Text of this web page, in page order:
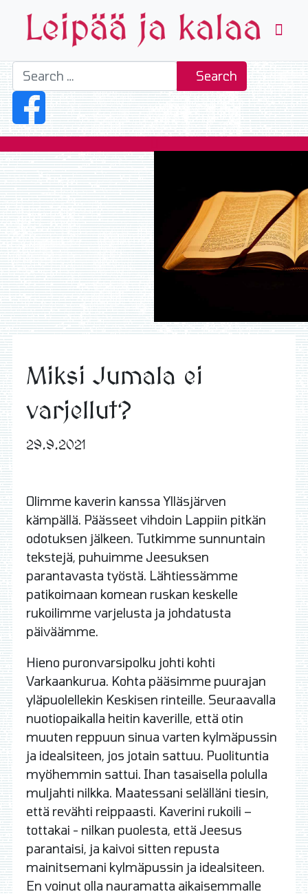
Search Search
Miksi Jumala ei
varjellut?
29.9.2021
Olimme kaverin kanssa Ylläsjärven
kämpällä. Päässeet vihdoin Lappiin pitkän
odotuksen jälkeen. Tutkimme sunnuntain
tekstejä, puhuimme Jeesuksen
parantavasta työstä. Lähtiessämme
patikoimaan komean ruskan keskelle
rukoilimme varjelusta ja johdatusta
päiväämme.
Hieno puronvarsipolku johti kohti
Varkaankurua. Kohta pääsimme puurajan
yläpuolellekin Keskisen rinteille. Seuraavalla
nuotiopaikalla heitin kaverille, että otin
muuten reppuun sinua varten kylmäpussin
ja idealsiteen, jos jotain sattuu. Puolituntia
myöhemmin sattui. Ihan tasaisella polulla
muljahti nilkka. Maatessani selälläni tiesin,
että revähti reippaasti. Kaverini rukoili –
tottakai - nilkan puolesta, että Jeesus
parantaisi, ja kaivoi sitten repusta
mainitsemani kylmäpussin ja idealsiteen.
En voinut olla nauramatta aikaisemmalle